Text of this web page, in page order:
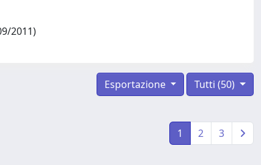
2011)
Tutti (50)
Esportazione
1 2 3